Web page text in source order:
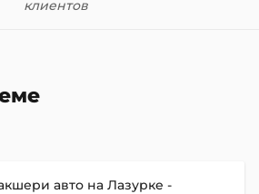
клиентов
авто на Лазурке -